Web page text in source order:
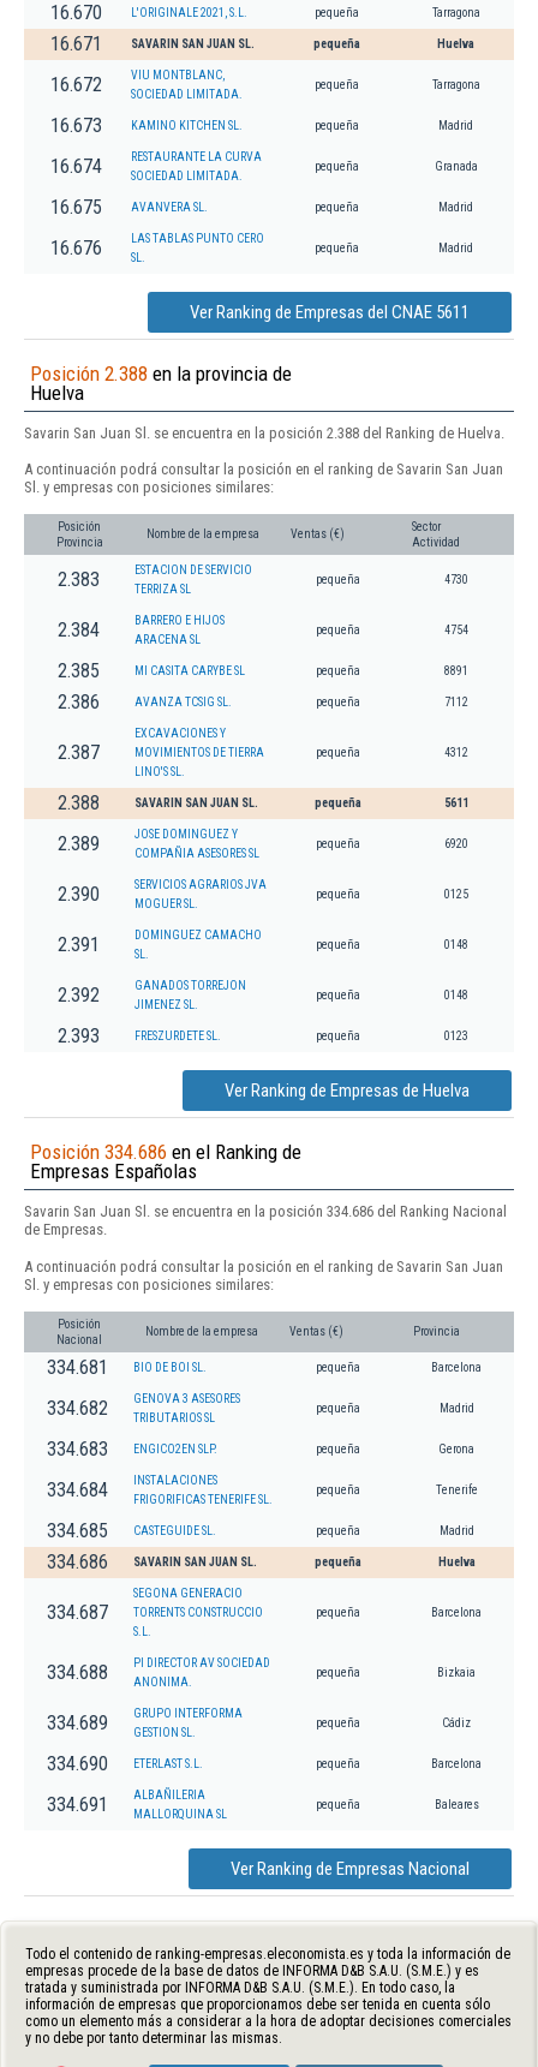
16.670 L'ORIGINALE 2021, S.L. pequeña Tarragona
16.671 SAVARIN SAN JUAN SL. pequeña Huelva
16.672
VIU MONTBLANC,
SOCIEDAD LIMITADA.
pequeña Tarragona
16.673 KAMINO KITCHEN SL. pequeña Madrid
16.674
RESTAURANTE LA CURVA
SOCIEDAD LIMITADA.
pequeña Granada
16.675 AVANVERA SL. pequeña Madrid
16.676
LAS TABLAS PUNTO CERO
SL.
pequeña Madrid
Ver Ranking de Empresas del CNAE 5611
Posición 2.388 en la provincia de
Huelva
Savarin San Juan Sl. se encuentra en la posición 2.388 del Ranking de Huelva.
A continuación podrá consultar la posición en el ranking de Savarin San Juan
Sl. y empresas con posiciones similares:
Posición
Provincia
Nombre de la empresa Ventas (€)
Sector
Actividad
2.383
ESTACION DE SERVICIO
TERRIZA SL
pequeña 4730
2.384
BARRERO E HIJOS
ARACENA SL
pequeña 4754
2.385 MI CASITA CARYBE SL pequeña 8891
2.386 AVANZA TCSIG SL. pequeña 7112
2.387
EXCAVACIONES Y
MOVIMIENTOS DE TIERRA
LINO'S SL.
pequeña 4312
2.388 SAVARIN SAN JUAN SL. pequeña 5611
2.389
JOSE DOMINGUEZ Y
COMPAÑIA ASESORES SL
pequeña 6920
2.390
SERVICIOS AGRARIOS JVA
MOGUER SL.
pequeña 0125
2.391
DOMINGUEZ CAMACHO
SL.
pequeña 0148
2.392
GANADOS TORREJON
JIMENEZ SL.
pequeña 0148
2.393 FRESZURDETE SL. pequeña 0123
Ver Ranking de Empresas de Huelva
Posición 334.686 en el Ranking de
Empresas Españolas
Savarin San Juan Sl. se encuentra en la posición 334.686 del Ranking Nacional
de Empresas.
A continuación podrá consultar la posición en el ranking de Savarin San Juan
Sl. y empresas con posiciones similares:
Posición
Nacional
Nombre de la empresa Ventas (€) Provincia
334.681 BIO DE BOI SL. pequeña Barcelona
334.682
GENOVA 3 ASESORES
TRIBUTARIOS SL
pequeña Madrid
334.683 ENGICO2EN SLP. pequeña Gerona
334.684
INSTALACIONES
FRIGORIFICAS TENERIFE SL.
pequeña Tenerife
334.685 CASTEGUIDE SL. pequeña Madrid
334.686 SAVARIN SAN JUAN SL. pequeña Huelva
334.687
SEGONA GENERACIO
TORRENTS CONSTRUCCIO
S.L.
pequeña Barcelona
334.688
PI DIRECTOR AV SOCIEDAD
ANONIMA.
pequeña Bizkaia
334.689
GRUPO INTERFORMA
GESTION SL.
pequeña Cádiz
334.690 ETERLAST S.L. pequeña Barcelona
334.691
ALBAÑILERIA
MALLORQUINA SL
pequeña Baleares
Ver Ranking de Empresas Nacional
Todo el contenido de ranking-empresas.eleconomista.es y toda la información de
empresas procede de la base de datos de INFORMA D&B S.A.U. (S.M.E.) y es
tratada y suministrada por INFORMA D&B S.A.U. (S.M.E.). En todo caso, la
información de empresas que proporcionamos debe ser tenida en cuenta sólo
como un elemento más a considerar a la hora de adoptar decisiones comerciales
y no debe por tanto determinar las mismas.